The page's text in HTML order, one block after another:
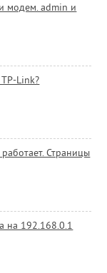
модем. admin и
Link?
Страницы
на 192.168.0.1